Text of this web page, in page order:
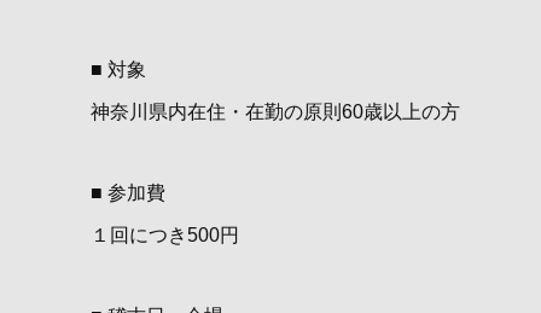
■ 対象
神奈川県内在住・在勤の原則60歳以上の方
■ 参加費
１回につき500円